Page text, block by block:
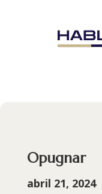
Opugnar
abril 21, 2024